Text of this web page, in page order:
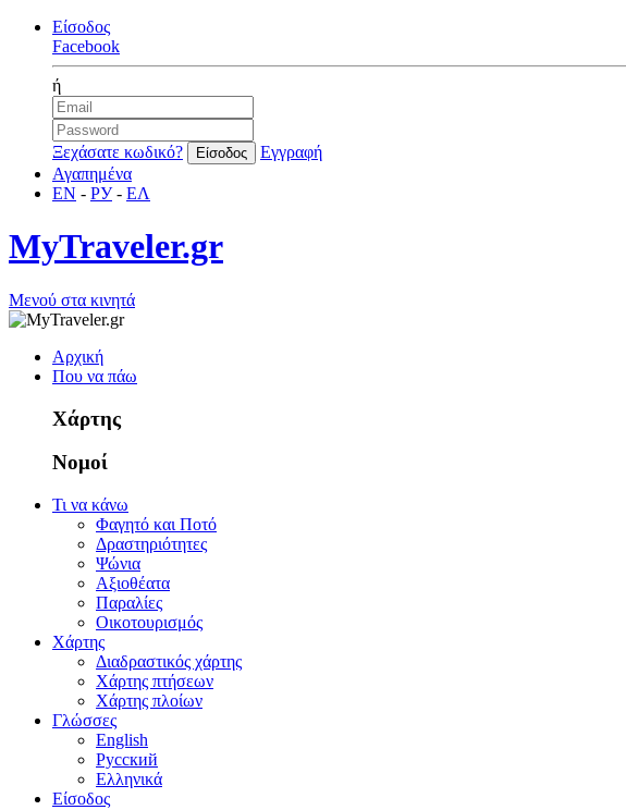
Είσοδος
Facebook
ή
Ξεχάσατε κωδικό?
Εγγραφή
Αγαπημένα
EN - РУ- ΕΛ
MyTraveler.gr
Μενού στα κινητά
Αρχική
Που να πάω
Χάρτης
Νομοί
Τι να κάνω
Φαγητό και Ποτό
Δραστηριότητες
Ψώνια
Αξιοθέατα
Παραλίες
Οικοτουρισμός
Χάρτης
Διαδραστικός χάρτης
Χάρτης πτήσεων
Χάρτης πλοίων
Γλώσσες
English
Русский
Ελληνικά
Είσοδος